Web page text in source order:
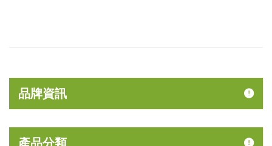
品牌資訊
產品分類